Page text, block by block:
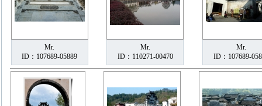
Mr.
ID：107689-05889
Mr.
ID：110271-00470
Mr.
ID：107689-